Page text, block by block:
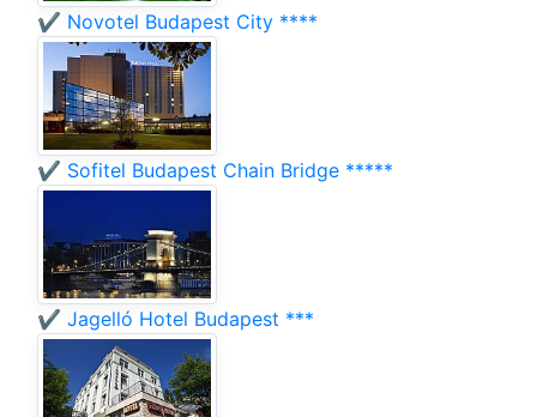
✔️ Novotel Budapest City ****
✔️ Sofitel Budapest Chain Bridge *****
✔️ Jagelló Hotel Budapest ***